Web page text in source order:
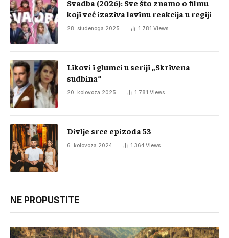
Svadba (2026): Sve što znamo o filmu
koji već izaziva lavinu reakcija u regiji
28. studenoga 2025. 1.781 Views
Likovi i glumci u seriji „Skrivena
sudbina“
20. kolovoza 2025. 1.781 Views
Divlje srce epizoda 53
6. kolovoza 2024. 1.364 Views
NE PROPUSTITE